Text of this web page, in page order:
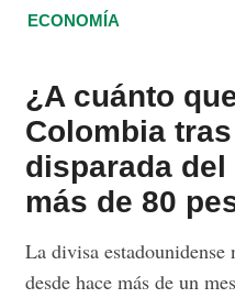
ECONOMÍA
¿A cuánto
Colombia
disparada del
más de 80
La divisa
desde hace más de un